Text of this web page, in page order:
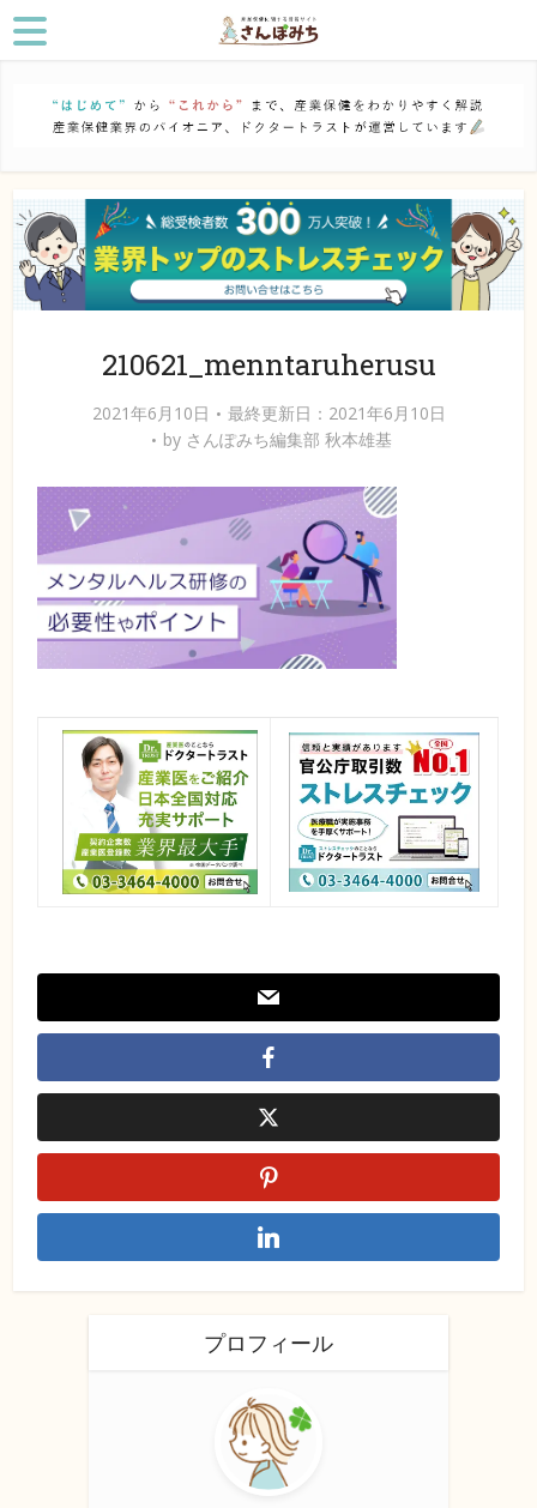
210621_menntaruherusu
2021年6月10日
最終更新日：2021年6月10日
by さんぽみち編集部 秋本雄基
プロフィール